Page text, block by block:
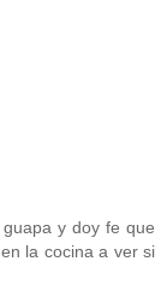
y doy fe que
la cocina a ver si